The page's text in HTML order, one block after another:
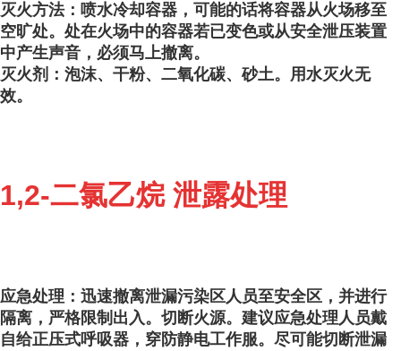
灭火方法：喷水冷却容器，可能的话将容器从火场移至
空旷处。处在火场中的容器若已变色或从安全泄压装置
中产生声音，必须马上撤离。
灭火剂：泡沫、干粉、二氧化碳、砂土。用水灭火无
效。
1,2-二氯乙烷 泄露处理
应急处理：迅速撤离泄漏污染区人员至安全区，并进行
隔离，严格限制出入。切断火源。建议应急处理人员戴
自给正压式呼吸器，穿防静电工作服。尽可能切断泄漏